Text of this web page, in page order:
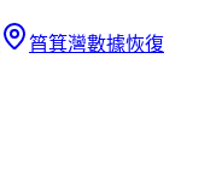
筲箕灣數據恢復